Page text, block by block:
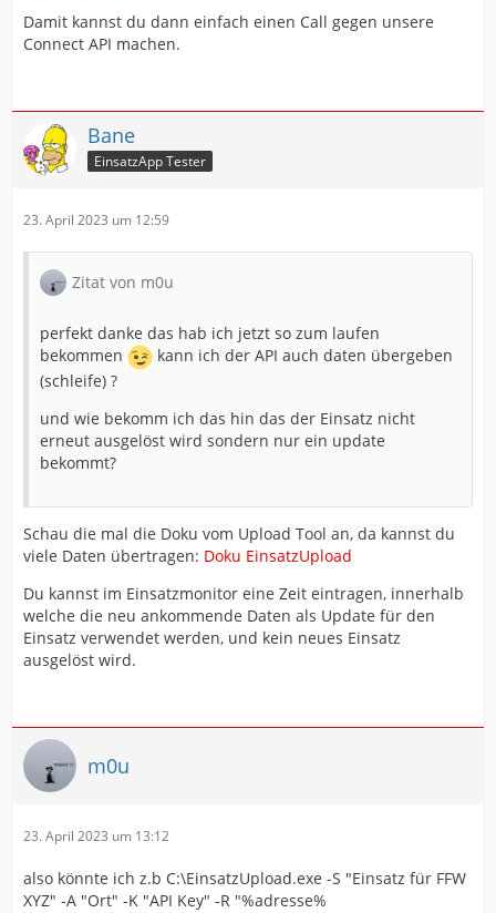
Die argumentieren dass ja einen Lösung angeboten
wird, und man diese nutzen soll.
Ich hoffe dass sich diese Einstellung bald mal ändert, da
hier auch viel am aktuellen KBR liegt der solchen
Themen nicht sehr aufgeschlossen ist.
Aktuell nutze ich diesen Threema Alarm und leite ihn
über Macrodroid an den EM per Mail weiter.
Gibt es eine Möglichkeit mit Macrodroid direkt an die
API von Connect zu übertragen?
Schöne Grüße,
Bane
Damit kannst du dann einfach einen Call gegen unsere
Connect API machen.
Bane
EinsatzApp Tester
23. April 2023 um 12:59
Zitat von m0u
perfekt danke das hab ich jetzt so zum laufen
bekommen
kann ich der API auch daten übergeben
(schleife) ?
und wie bekomm ich das hin das der Einsatz nicht
erneut ausgelöst wird sondern nur ein update
bekommt?
Schau die mal die Doku vom Upload Tool an, da kannst du
viele Daten übertragen: Doku EinsatzUpload
Du kannst im Einsatzmonitor eine Zeit eintragen, innerhalb
welche die neu ankommende Daten als Update für den
Einsatz verwendet werden, und kein neues Einsatz
ausgelöst wird.
m0u
23. April 2023 um 13:12
also könnte ich z.b C:\EinsatzUpload.exe -S "Einsatz für FFW
XYZ" -A "Ort" -K "API Key" -R "%adresse%